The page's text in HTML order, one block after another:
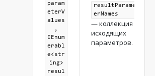
param
eterV
alues
,
IEnum
erabl
e<str
ing>
resul
resultParamet
erNames
— коллекция
исходящих
параметров.